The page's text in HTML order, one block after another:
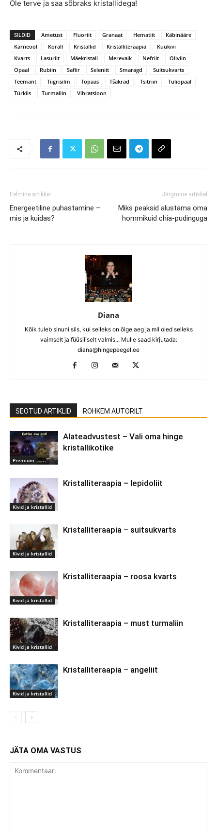
Ole terve ja saa sõbraks kristallidega!
SILDID Ametüst Fluoriit Granaat Hematiit
Käbinääre
Karneool
Korall Kristallid Kristalliteraapia
Kuukivi
Kvarts
Lasuriit Mäekristall Merevaik Nefriit
Oliviin
Opaal
Rubiin Safiir Seleniit Smaragd
Suitsukvarts
Teemant
Tiigrisilm Topaas Tšakrad Tsitriin
Tuliopaal
Türkiis
Turmaliin Vibratsioon
Eelmine artikkel
Energeetiline puhastamine –
mis ja kuidas?
Järgmine artikkel
Miks peaksid alustama oma
hommikuid chia-pudinguga
Diana
Kõik tuleb sinuni siis, kui selleks on õige aeg ja mil oled selleks
vaimselt ja füüsiliselt valmis... Mulle saad kirjutada:
diana@hingepeegel.ee
SEOTUD ARTIKLID ROHKEM AUTORILT
Premium
Alateadvustest – Vali oma hinge
kristallikotike
Kivid ja kristallid
Kristalliteraapia – lepidoliit
Kivid ja kristallid
Kristalliteraapia – suitsukvarts
Kivid ja kristallid
Kristalliteraapia – roosa kvarts
Kivid ja kristallid
Kristalliteraapia – must turmaliin
Kivid ja kristallid
Kristalliteraapia – angeliit
JÄTA OMA VASTUS